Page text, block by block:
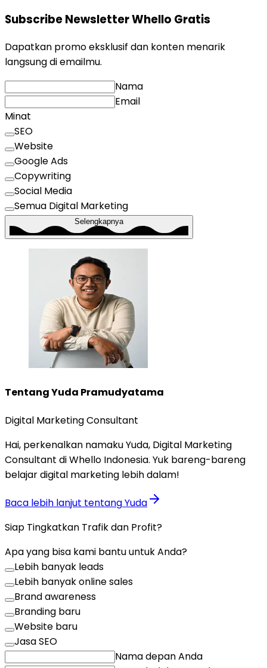
Subscribe Newsletter Whello Gratis
Dapatkan promo eksklusif dan konten menarik
langsung di emailmu.
Nama
Email
Minat
SEO
Website
Google Ads
Copywriting
Social Media
Semua Digital Marketing
Selengkapnya
TentangYuda Pramudyatama
Digital Marketing Consultant
Hai, perkenalkan namaku Yuda, Digital Marketing
Consultant di Whello Indonesia. Yuk bareng-bareng
belajar digital marketing lebih dalam!
Baca lebih lanjut tentangYuda
Siap Tingkatkan Trafik dan Profit?
Apa yang bisa kami bantu untuk Anda?
Lebih banyak leads
Lebih banyak online sales
Brand awareness
Branding baru
Website baru
Jasa SEO
Nama depan Anda